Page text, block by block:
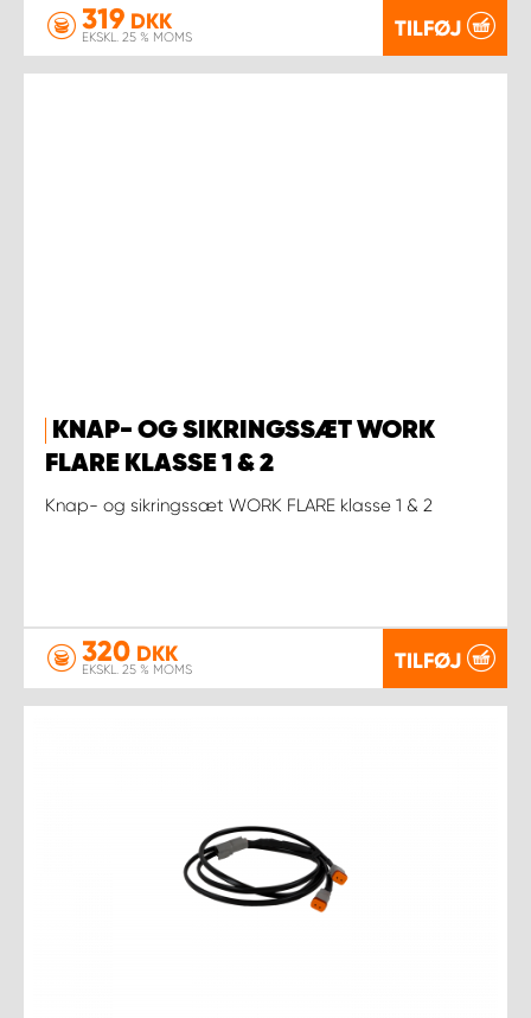
319 DKK
EKSKL. 25 % MOMS TILFØJ
KNAP- OG SIKRINGSSÆT WORK
FLARE KLASSE 1 & 2
Knap- og sikringssæt WORK FLARE klasse 1 & 2
320 DKK
EKSKL. 25 % MOMS TILFØJ